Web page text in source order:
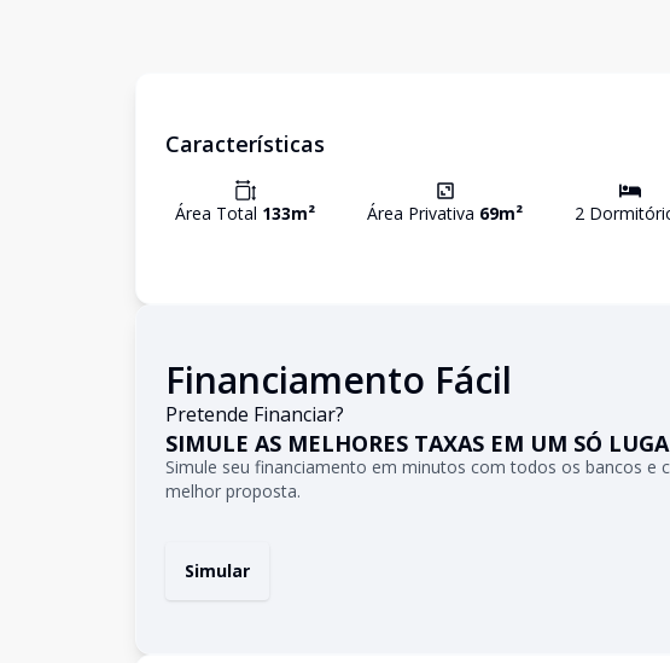
Características
Área Total 133m² Área Privativa 69m² 2
Financiamento Fácil
Pretende Financiar?
SIMULE AS MELHORES TAXAS EM UM SÓ
Simule seu financiamento em minutos com todos os bancos e
melhor proposta.
Simular